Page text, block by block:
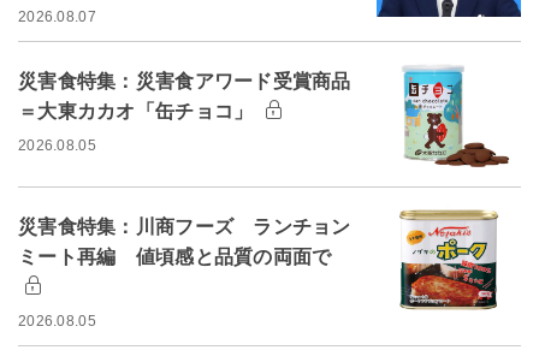
2026.08.07
災害食特集：災害食アワード受賞商品
＝大東カカオ「缶チョコ」
2026.08.05
災害食特集：川商フーズ ランチョン
ミート再編 値頃感と品質の両面で
2026.08.05